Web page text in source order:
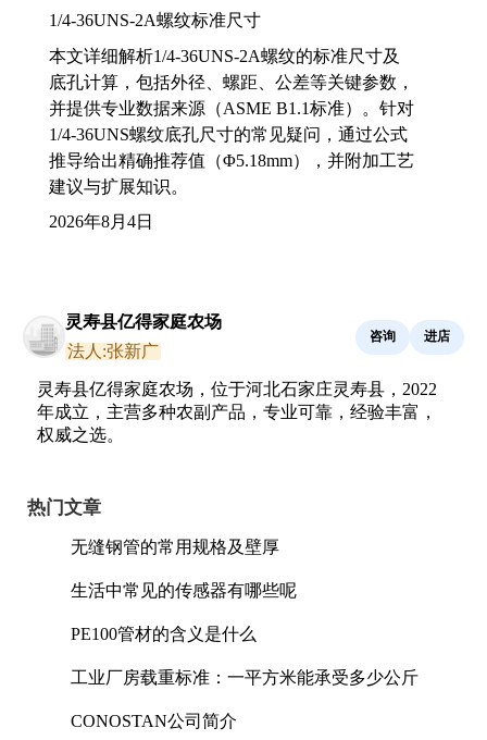
1/4-36UNS-2A螺纹标准尺寸
本文详细解析1/4-36UNS-2A螺纹的标准尺寸及
底孔计算，包括外径、螺距、公差等关键参数，
并提供专业数据来源（ASME B1.1标准）。针对
1/4-36UNS螺纹底孔尺寸的常见疑问，通过公式
推导给出精确推荐值（Φ5.18mm），并附加工艺
建议与扩展知识。
2026年8月4日
灵寿县亿得家庭农场
法人:张新广
咨询 进店
灵寿县亿得家庭农场，位于河北石家庄灵寿县，2022
年成立，主营多种农副产品，专业可靠，经验丰富，
权威之选。
热门文章
无缝钢管的常用规格及壁厚
生活中常见的传感器有哪些呢
PE100管材的含义是什么
工业厂房载重标准：一平方米能承受多少公斤
CONOSTAN公司简介